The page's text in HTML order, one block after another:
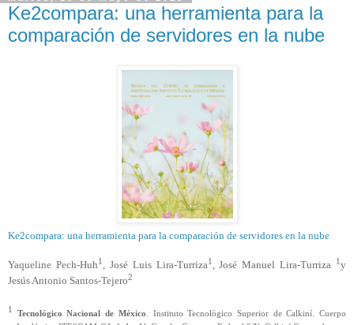
Ke2compara: una herramienta para la
comparación de servidores en la nube
Ke2compara: una herramienta para la comparación de servidores en la nube
Yaqueline Pech-Huh1 , José Luis Lira-Turriza1 , José Manuel Lira-Turriza 1y
Jesús Antonio Santos-Tejero2
1 Tecnológico Nacional de México. Instituto Tecnológico Superior de Calkiní. Cuerpo